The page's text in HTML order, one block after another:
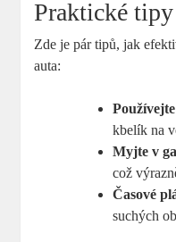
Praktické
Zde je pár tipů, jak
auta:
kbelík na
Myjte v
což
Časové
suchých